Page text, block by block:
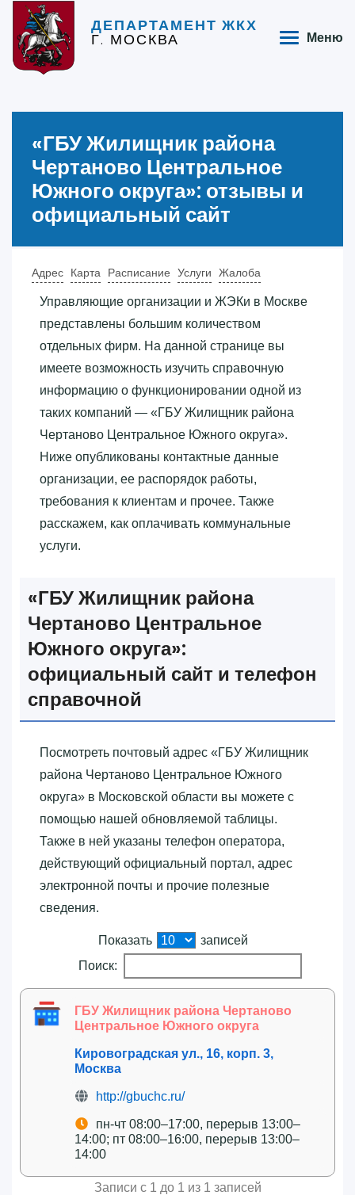
ДЕПАРТАМЕНТ ЖКХ
Г. МОСКВА Меню
«‎ГБУ Жилищник района
Чертаново Центральное
Южного округа»‎: отзывы и
официальный сайт
Адрес Карта Расписание Услуги Жалоба
Управляющие организации и ЖЭКи в Москве
представлены большим количеством
отдельных фирм. На данной странице вы
имеете возможность изучить справочную
информацию о функционировании одной из
таких компаний — «‎ГБУ Жилищник района
Чертаново Центральное Южного округа»‎.
Ниже опубликованы контактные данные
организации, ее распорядок работы,
требования к клиентам и прочее. Также
расскажем, как оплачивать коммунальные
услуги.
«‎ГБУ Жилищник района
Чертаново Центральное
Южного округа»‎:
официальный сайт и телефон
справочной
Посмотреть почтовый адрес «‎ГБУ Жилищник
района Чертаново Центральное Южного
округа»‎ в Московской области вы можете с
помощью нашей обновляемой таблицы.
Также в ней указаны телефон оператора,
действующий официальный портал, адрес
электронной почты и прочие полезные
сведения.
Показать
записей
Поиск:
ГБУ Жилищник района Чертаново
Центральное Южного округа
Кировоградская ул., 16, корп. 3,
Москва
http://gbuchc.ru/
пн-чт 08:00–17:00, перерыв 13:00–
14:00; пт 08:00–16:00, перерыв 13:00–
14:00
Записи с 1 до 1 из 1 записей